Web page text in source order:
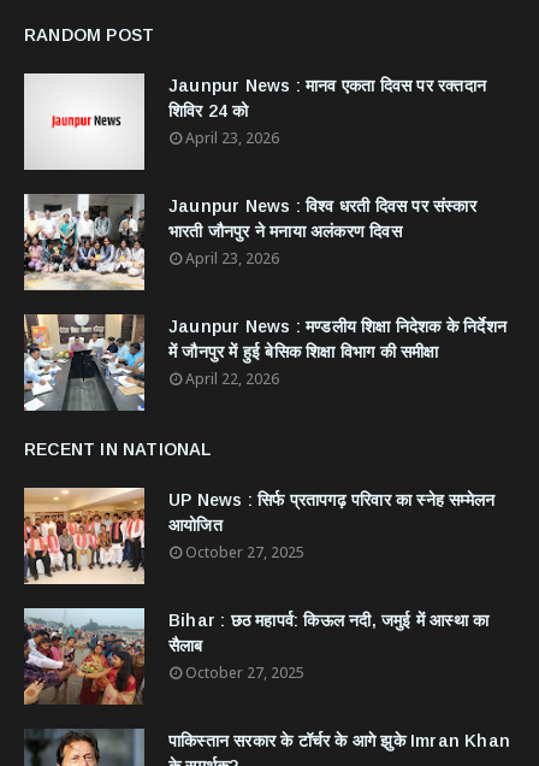
RANDOM POST
Jaunpur News : ​मानव एकता दिवस पर रक्तदान
शिविर 24 को
April 23, 2026
Jaunpur News : विश्व धरती दिवस पर संस्कार
भारती जौनपुर ने मनाया अलंकरण दिवस
April 23, 2026
Jaunpur News : ​मण्डलीय शिक्षा निदेशक के निर्देशन
में जौनपुर में हुई बेसिक शिक्षा विभाग की समीक्षा
April 22, 2026
RECENT IN NATIONAL
UP News : सिर्फ प्रतापगढ़ परिवार का स्नेह सम्मेलन
आयोजित
October 27, 2025
Bihar : छठ महापर्व: किऊल नदी, जमुई में आस्था का
सैलाब
October 27, 2025
​पाकिस्तान सरकार के टॉर्चर के आगे झुके Imran Khan